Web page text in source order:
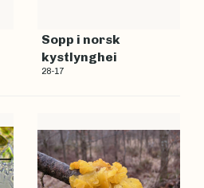
Sopp i norsk
kystlynghei
28-17